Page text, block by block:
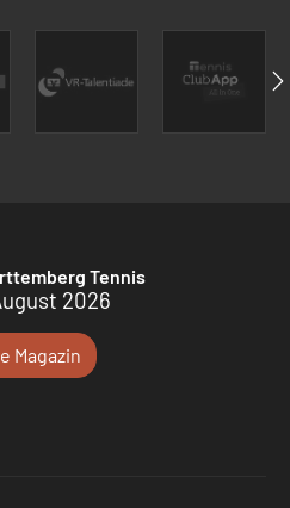
Tennis
2026
Magazin